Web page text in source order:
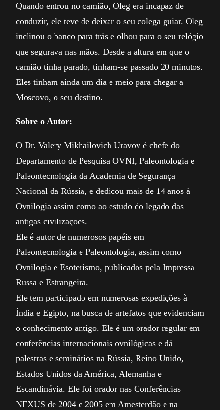
Quando entrou no camião, Oleg era incapaz de
conduzir, ele teve de deixar o seu colega guiar. Oleg
inclinou o banco para trás e olhou para o seu relógio
que segurava nas mãos. Desde a altura em que o
camião tinha parado, tinham-se passado 20 minutos.
Eles tinham ainda um dia e meio para chegar a
Moscovo, o seu destino.
Sobre o Autor:
O Dr. Valery Mikhailovich Uravov é chefe do
Departamento de Pesquisa OVNI, Paleontologia e
Paleontecnologia da Academia de Segurança
Nacional da Rússia, e dedicou mais de 14 anos à
Ovnilogia assim como ao estudo do legado das
antigas civilizações.
Ele é autor de numerosos papéis em
Paleontecnologia e Paleontologia, assim como
Ovnilogia e Esoterismo, publicados pela Impressa
Russa e Estrangeira.
Ele tem participado em numerosas expedições à
Índia e Egipto, na busca de artefatos que evidenciam
o conhecimento antigo. Ele é um orador regular em
conferências internacionais ovnilógicas e dá
palestras e seminários na Rússia, Reino Unido,
Estados Unidos da América, Alemanha e
Escandinávia. Ele foi orador nas Conferências
NEXUS de 2004 e 2005 em Amesterdão e na